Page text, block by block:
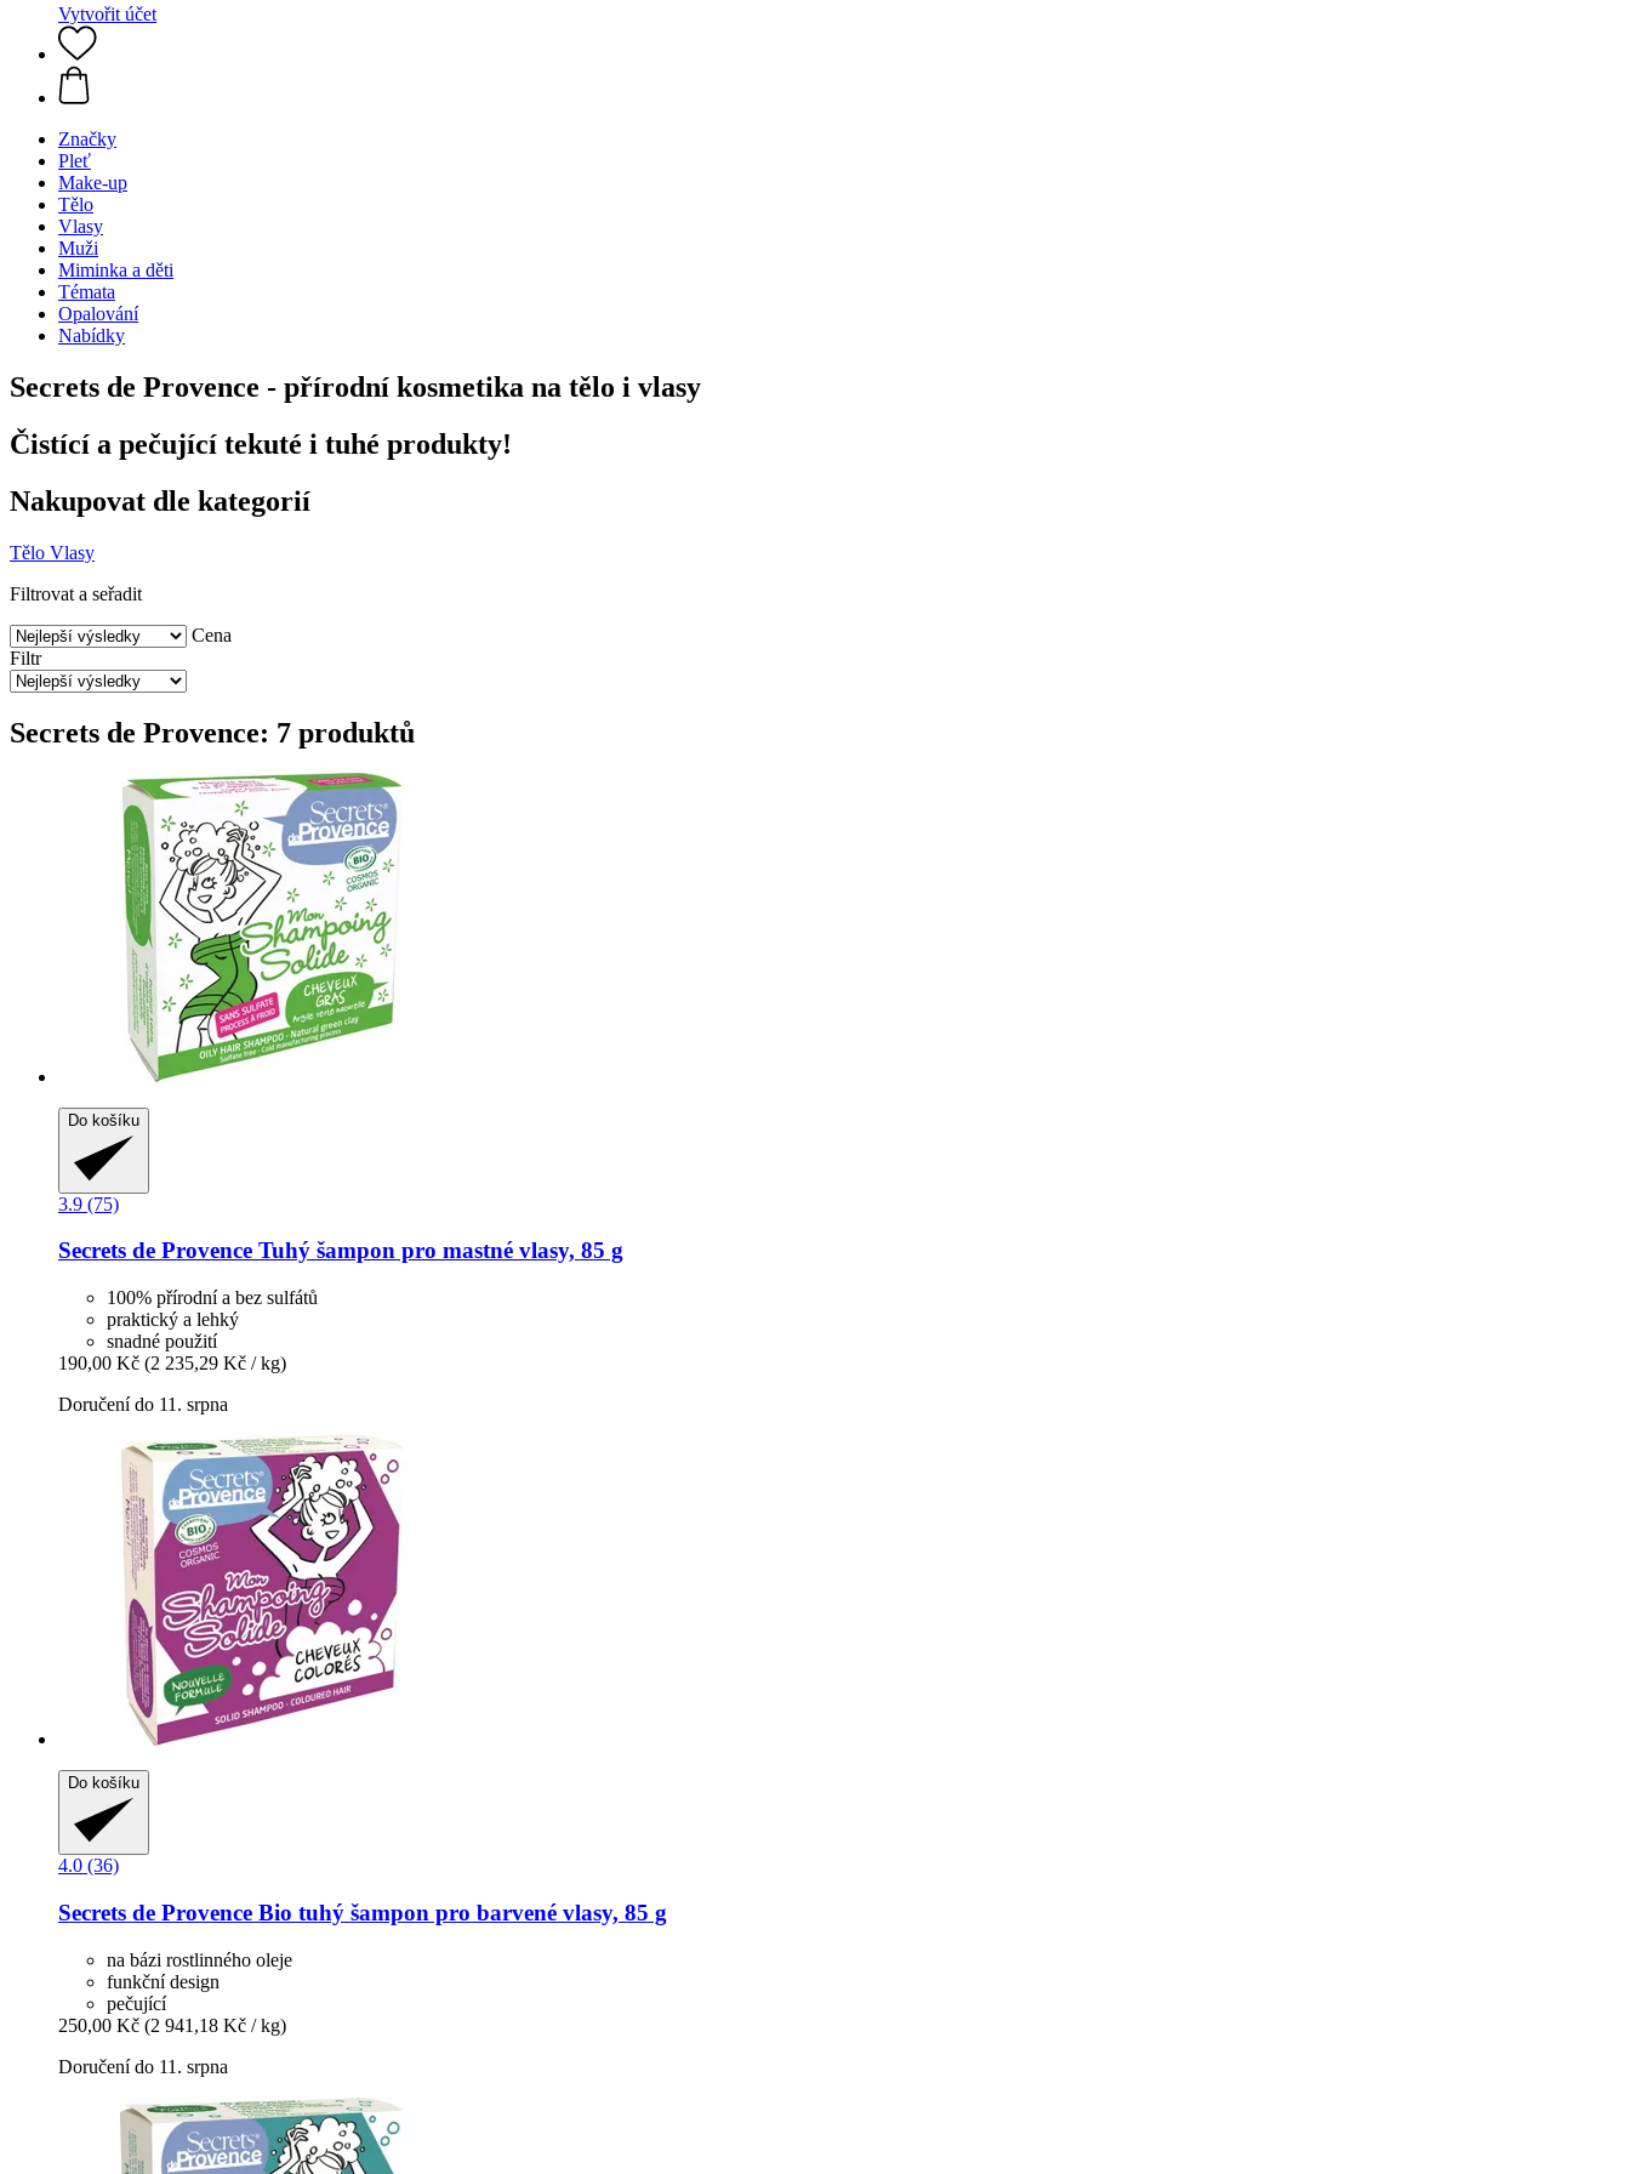
Vytvořit účet
Značky
Pleť
Make-up
Tělo
Vlasy
Muži
Miminka a děti
Témata
Opalování
Nabídky
Secrets de Provence - přírodní kosmetika na tělo i vlasy
Čistící a pečující tekuté i tuhé produkty!
Nakupovat dle kategorií
Tělo Vlasy
Filtrovat a seřadit
Cena
Filtr
Secrets de Provence: 7 produktů
Do košíku
3.9 (75)
Secrets de Provence Tuhý šampon pro mastné vlasy, 85 g
100% přírodní a bez sulfátů
praktický a lehký
snadné použití
190,00 Kč (2 235,29 Kč / kg)
Doručení do 11. srpna
Do košíku
4.0 (36)
Secrets de Provence Bio tuhý šampon pro barvené vlasy, 85 g
na bázi rostlinného oleje
funkční design
pečující
250,00 Kč (2 941,18 Kč / kg)
Doručení do 11. srpna